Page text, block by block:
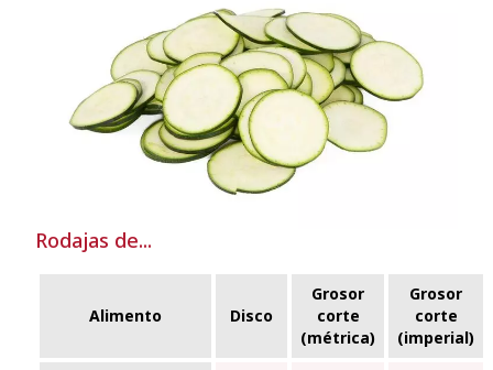
Rodajas de...
Alimento Disco
Grosor
corte
(métrica)
Grosor
corte
(imperial)